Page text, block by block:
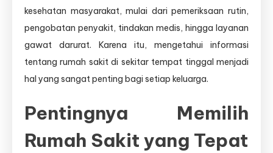
kesehatan masyarakat, mulai dari pemeriksaan rutin,
pengobatan penyakit, tindakan medis, hingga layanan
gawat darurat. Karena itu, mengetahui informasi
tentang rumah sakit di sekitar tempat tinggal menjadi
hal yang sangat penting bagi setiap keluarga.
Pentingnya Memilih
Rumah Sakit yang Tepat